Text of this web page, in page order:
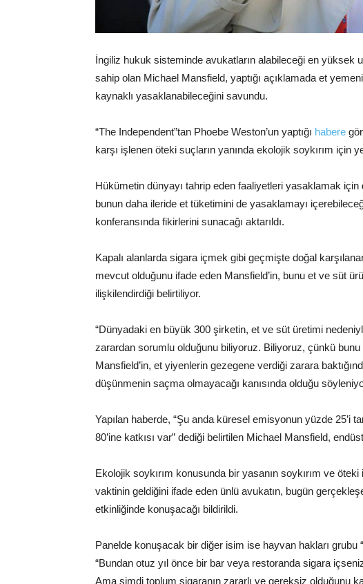
İngiliz hukuk sisteminde avukatların alabileceği en yüksek
sahip olan Michael Mansfield, yaptığı açıklamada et
kaynaklı yasaklanabileceğini savundu.
“The Independent”tan Phoebe Weston’un yaptığı habere
karşı işlenen öteki suçların yanında ekolojik soykırım için
Hükümetin dünyayı tahrip eden faaliyetleri yasaklamak
bunun daha ileride et tüketimini de yasaklamayı
konferansında fikirlerini sunacağı aktarıldı.
Kapalı alanlarda sigara içmek gibi geçmişte doğal
mevcut olduğunu ifade eden Mansfield’in, bunu et ve süt
ilişkilendirdiği belirtiliyor.
“Dünyadaki en büyük 300 şirketin, et ve süt üretimi
zarardan sorumlu olduğunu biliyoruz. Biliyoruz, çünkü
Mansfield’in, et yiyenlerin gezegene verdiği zarara
düşünmenin saçma olmayacağı kanısında olduğu
Yapılan haberde, “Şu anda küresel emisyonun yüzde 25’i
80’ine katkısı var” dediği belirtilen Michael Mansfield,
Ekolojik soykırım konusunda bir yasanın soykırım ve
vaktinin geldiğini ifade eden ünlü avukatın, bugün
etkinliğinde konuşacağı bildirildi.
Panelde konuşacak bir diğer isim ise hayvan hakları grubu
“Bundan otuz yıl önce bir bar veya restoranda sigara
Ama şimdi toplum sigaranın zararlı ve gereksiz olduğunu